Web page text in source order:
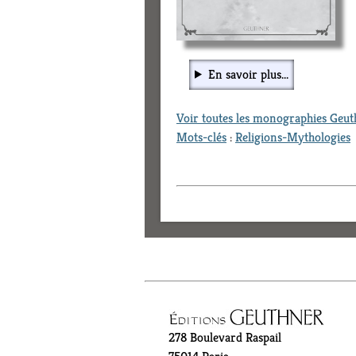
En savoir plus...
Voir toutes les monographies
Mots-clés:Religions-Mythologies
278 Boulevard Raspail